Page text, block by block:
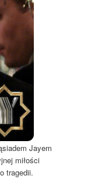
Jayem
miłości
tragedii.